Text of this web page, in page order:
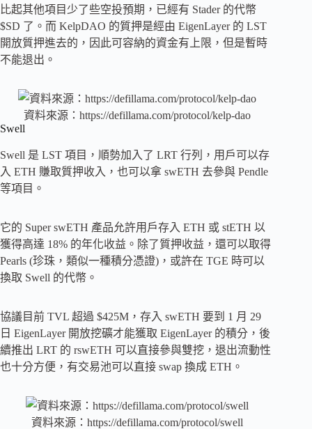
比起其他項目少了些空投預期，已經有 Stader 的代幣
$SD 了。而 KelpDAO 的質押是經由 EigenLayer 的 LST
開放質押進去的，因此可容納的資金有上限，但是暫時
不能退出。
資料來源：https://defillama.com/protocol/kelp-dao
Swell
Swell 是 LST 項目，順勢加入了 LRT 行列，用戶可以存
入 ETH 賺取質押收入，也可以拿 swETH 去參與 Pendle
等項目。
它的 Super swETH 產品允許用戶存入 ETH 或 stETH 以
獲得高達 18% 的年化收益。除了質押收益，還可以取得
Pearls (珍珠，類似一種積分憑證)，或許在 TGE 時可以
換取 Swell 的代幣。
協議目前 TVL 超過 $425M，存入 swETH 要到 1 月 29
日 EigenLayer 開放挖礦才能獲取 EigenLayer 的積分，後
續推出 LRT 的 rswETH 可以直接參與雙挖，退出流動性
也十分方便，有交易池可以直接 swap 換成 ETH。
資料來源：https://defillama.com/protocol/swell